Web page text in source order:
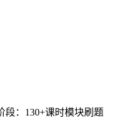
段：130+课时模块刷题